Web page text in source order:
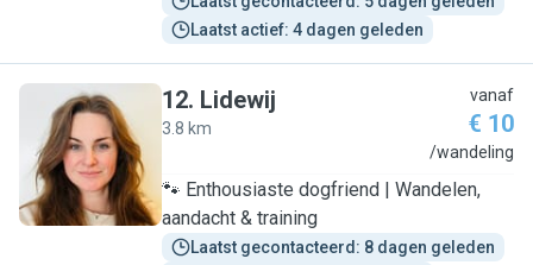
Laatst actief: 4 dagen geleden
L
12. Lidewij
3.8 km
vanaf
€ 10
/wandeling
🐾 Enthousiaste dogfriend | Wandelen,
aandacht & training
Laatst gecontacteerd: 8 dagen geleden